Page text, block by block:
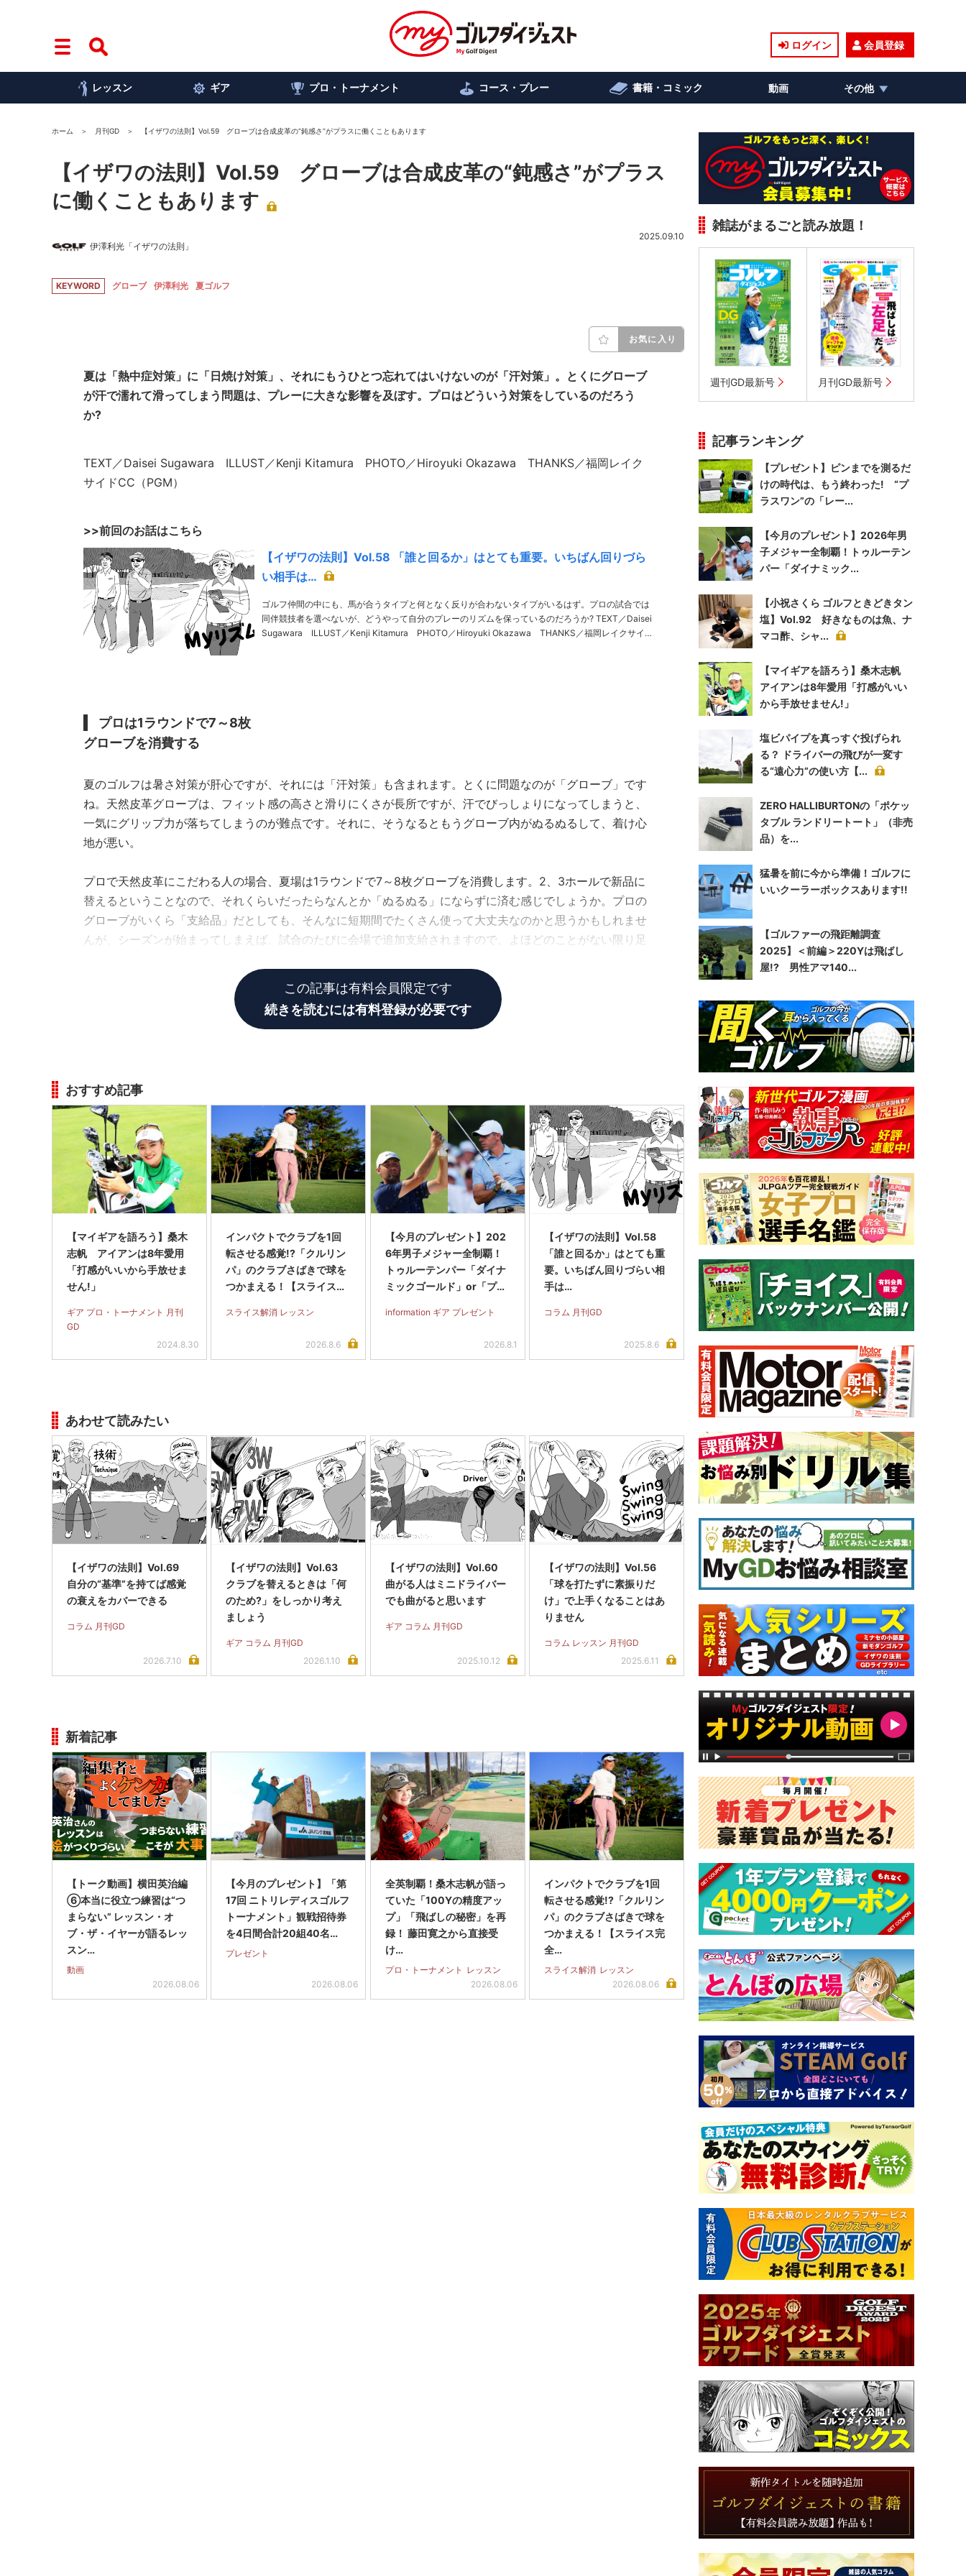
ログイン 会員登録
レッスン ギア プロ・トーナメント コース・プレー 書籍・コミック 動画 その他
ホーム 月刊GD 【イザワの法則】Vol.59 グローブは合成皮革の“鈍感さ”がプラスに働くこともあります
【イザワの法則】Vol.59 グローブは合成皮革の“鈍感さ”がプラス
に働くこともあります
伊澤利光「イザワの法則」
2025.09.10
KEYWORD グローブ 伊澤利光 夏ゴルフ
お気に入り
夏は「熱中症対策」に「日焼け対策」、それにもうひとつ忘れてはいけないのが「汗対策」。とくにグローブ
が汗で濡れて滑ってしまう問題は、プレーに大きな影響を及ぼす。プロはどういう対策をしているのだろう
か?
TEXT／Daisei Sugawara ILLUST／Kenji Kitamura PHOTO／Hiroyuki Okazawa THANKS／福岡レイク
サイドCC（PGM）
>>前回のお話はこちら
【イザワの法則】Vol.58 「誰と回るか」はとても重要。いちばん回りづら
い相手は…
ゴルフ仲間の中にも、馬が合うタイプと何となく反りが合わないタイプがいるはず。プロの試合では
同伴競技者を選べないが、どうやって自分のプレーのリズムを保っているのだろうか? TEXT／Daisei
Sugawara ILLUST／Kenji Kitamura PHOTO／Hiroyuki Okazawa THANKS／福岡レイクサイ
プロは1ラウンドで7～8枚
グローブを消費する
夏のゴルフは暑さ対策が肝心ですが、それには「汗対策」も含まれます。とくに問題なのが「グローブ」です
ね。天然皮革グローブは、フィット感の高さと滑りにくさが長所ですが、汗でびっしょりになってしまうと、
一気にグリップ力が落ちてしまうのが難点です。それに、そうなるともうグローブ内がぬるぬるして、着け心
地が悪い。
プロで天然皮革にこだわる人の場合、夏場は1ラウンドで7～8枚グローブを消費します。2、3ホールで新品に
替えるということなので、それくらいだったらなんとか「ぬるぬる」にならずに済む感じでしょうか。プロの
グローブがいくら「支給品」だとしても、そんなに短期間でたくさん使って大丈夫なのかと思うかもしれませ
んが、シーズンが始まってしまえば、試合のたびに会場で追加支給されますので、よほどのことがない限り足
この記事は有料会員限定です
続きを読むには有料登録が必要です
おすすめ記事
【マイギアを語ろう】桑木
志帆 アイアンは8年愛用
「打感がいいから手放せま
せん!」
ギア プロ・トーナメント 月刊
GD
2024.8.30
インパクトでクラブを1回
転させる感覚!?「クルリン
パ」のクラブさばきで球を
つかまえる！【スライス完
スライス解消 レッスン
2026.8.6
【今月のプレゼント】202
6年男子メジャー全制覇！
トゥルーテンパー「ダイナ
ミックゴールド」or「プロ
フト（#5～#PW）＋ICON
information ギア プレゼント
2026.8.1
【イザワの法則】Vol.58
「誰と回るか」はとても重
要。いちばん回りづらい相
手は…
コラム 月刊GD
2025.8.6
あわせて読みたい
【イザワの法則】Vol.69
自分の“基準”を持てば感覚
の衰えをカバーできる
コラム 月刊GD
2026.7.10
【イザワの法則】Vol.63
クラブを替えるときは「何
のため?」をしっかり考え
ましょう
ギア コラム 月刊GD
2026.1.10
【イザワの法則】Vol.60
曲がる人はミニドライバー
でも曲がると思います
ギア コラム 月刊GD
2025.10.12
【イザワの法則】Vol.56
「球を打たずに素振りだ
け」で上手くなることはあ
りません
コラム レッスン 月刊GD
2025.6.11
新着記事
【トーク動画】横田英治編
⑥本当に役立つ練習は“つ
まらない” レッスン・オ
ブ・ザ・イヤーが語るレッ
スン…
動画
2026.08.06
【今月のプレゼント】「第
17回 ニトリレディスゴルフ
トーナメント」観戦招待券
を4日間合計20組40名…
プレゼント
2026.08.06
全英制覇！桑木志帆が語っ
ていた「100Yの精度アッ
プ」「飛ばしの秘密」を再
録！ 藤田寛之から直接受
け…
プロ・トーナメント レッスン
2026.08.06
インパクトでクラブを1回
転させる感覚!?「クルリン
パ」のクラブさばきで球を
つかまえる！【スライス完
全…
スライス解消 レッスン
2026.08.06
雑誌がまるごと読み放題！
週刊GD最新号 月刊GD最新号
記事ランキング
【プレゼント】ピンまでを測るだ
けの時代は、もう終わった! “プ
ラスワン”の「レー...
【今月のプレゼント】2026年男
子メジャー全制覇！トゥルーテン
パー「ダイナミック...
【小祝さくら ゴルフときどきタン
塩】Vol.92 好きなものは魚、ナ
マコ酢、シャ...
【マイギアを語ろう】桑木志帆
アイアンは8年愛用「打感がいい
から手放せません!」
塩ビパイプを真っすぐ投げられ
る？ ドライバーの飛びが一変す
る“遠心力”の使い方【...
ZERO HALLIBURTONの「ポケッ
タブル ランドリートート」（非売
品）を...
猛暑を前に今から準備！ゴルフに
いいクーラーボックスあります!!
【ゴルファーの飛距離調査
2025】＜前編＞220Yは飛ばし
屋!? 男性アマ140...